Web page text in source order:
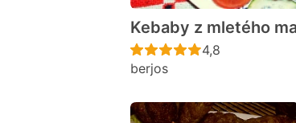
Kebaby z mletého
Recept ještě
4,8
berjos